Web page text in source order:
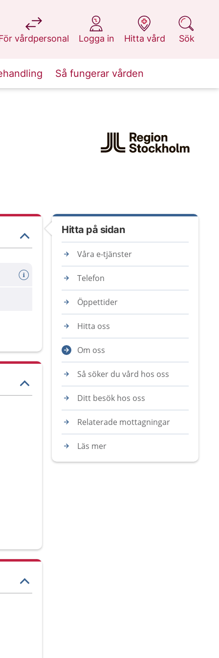
vårdpersonal
på 1177.se
Logga in
på 1177.se
Hitta vård
på 1177.se
Sök
på 1177.se
Så fungerar vården
Hitta på sidan
Våra e-tjänster
Telefon
Öppettider
Hitta oss
Om oss
Så söker du vård hos oss
Ditt besök hos oss
Relaterade mottagningar
Läs mer